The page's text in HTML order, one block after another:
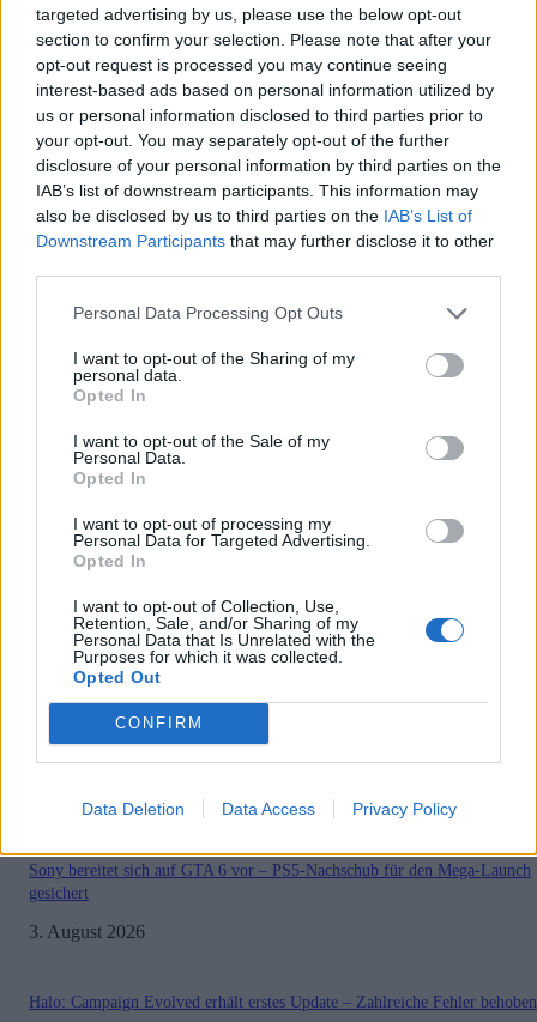
targeted advertising by us, please use the below opt-out
section to confirm your selection. Please note that after your
opt-out request is processed you may continue seeing
interest-based ads based on personal information utilized by
us or personal information disclosed to third parties prior to
your opt-out. You may separately opt-out of the further
disclosure of your personal information by third parties on the
IAB’s list of downstream participants. This information may
also be disclosed by us to third parties on the IAB’s List of
Downstream Participants that may further disclose it to other
Personal Data Processing Opt Outs
I want to opt-out of the Sharing of my
personal data.
Opted In
I want to opt-out of the Sale of my
Personal Data.
Opted In
I want to opt-out of processing my
Personal Data for Targeted Advertising.
Opted In
I want to opt-out of Collection, Use,
Retention, Sale, and/or Sharing of my
Personal Data that Is Unrelated with the
Purposes for which it was collected.
Opted Out
CONFIRM
Data Deletion Data Access Privacy Policy
Crossover-Event verfügbar
GamerInfos - 28. Januar 2026
0
Nach Resident Evil Requiem: Director zeigt
Interesse Ableger
GamerInfos - 28. Januar 2026
0
Resident Evil Requiem zeigt 18 Minuten Gameplay
– Rückkehr nach Raccoon City mit zwei völlig
unterschiedlichen Helden
Verkaufsrekord trotz Gegenwind: Diablo 4
GamerInfos - 27. Januar 2026
0
startet nächste Ausbaustufe
GamerInfos
Next-Gen-Version sorgt erneut für Spekulationen
GamerInfos
26. Januar 2026
Seite 1 von 7
MOST READ
Sony bereitet sich auf GTA 6 vor – PS5-Nachschub für den Mega-Launch
gesichert
3. August 2026
Halo: Campaign Evolved erhält erstes Update – Zahlreiche Fehler behoben